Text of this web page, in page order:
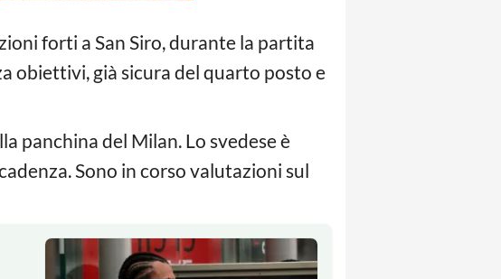
forti a San Siro, durante la partita
obiettivi, già sicura del quarto posto e
panchina del Milan. Lo svedese è
Sono in corso valutazioni sul